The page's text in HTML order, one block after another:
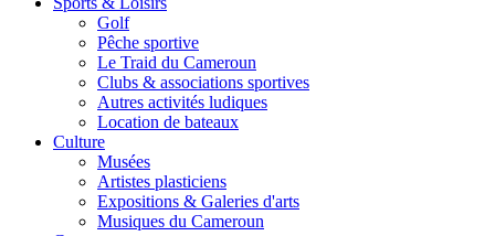
Golf
Pêche sportive
Le Traid du Cameroun
Clubs & associations sportives
Autres activités ludiques
Location de bateaux
Culture
Musées
Artistes plasticiens
Expositions & Galeries d'arts
Musiques du Cameroun